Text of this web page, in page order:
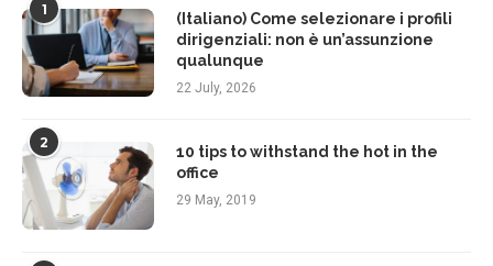
1
(Italiano) Come selezionare i profili
dirigenziali: non è un’assunzione
qualunque
22 July, 2026
2
10 tips to withstand the hot in the
office
29 May, 2019